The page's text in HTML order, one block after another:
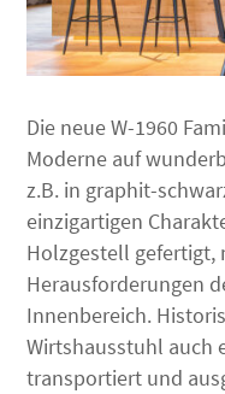
Die neue W-1960
Moderne auf
z.B. in graphit-
einzigartigen
Holzgestell gefertigt,
Herausforderungen
Innenbereich.
Wirtshausstuhl auch
transportiert und